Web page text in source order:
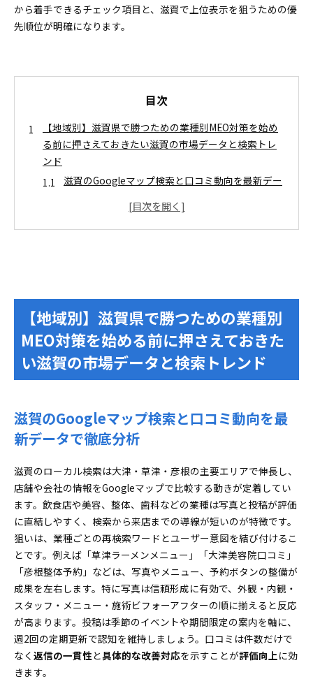
から着手できるチェック項目と、滋賀で上位表示を狙うための優
先順位が明確になります。
目次
【地域別】滋賀県で勝つための業種別MEO対策を始め
る前に押さえておきたい滋賀の市場データと検索トレ
ンド
滋賀のGoogleマップ検索と口コミ動向を最新デー
競合店舗の表示要素を分解して滋賀で勝つための
指標を見抜こう
口コミ依頼と返信を自動化して高評価を安定キー
プするコツ
美容室やエステ、ネイルサロンで指名を増やすMEO設
定とプロフィール作りの黄金ルール
つかむアプローチ
クリニック・歯科・整骨院で信頼獲得！MEOと低評価
施設情報と診療内容アピールで患者さんの不安を
スッキリ解消
低評価を早期発見＆的確返信！機会損失を最小化
するオペレーション
不動産や士業、学習塾で相談・問い合わせを呼び込む
MEO戦略とストリートビュー活用術
ストリートビュー＆室内写真で“先に体験”！来店
不安ゼロへ
宿泊・ホテルや観光業で滋賀の季節需要を逃さない！
MEOと投稿の新ルール
琵琶湖エリアのイベントシーズンに合わせた写真
【地域別】滋賀県で勝つための業種別
MEO対策を始める前に押さえておきた
い滋賀の市場データと検索トレンド
滋賀のGoogleマップ検索と口コミ動向を最
新データで徹底分析
滋賀のローカル検索は大津・草津・彦根の主要エリアで伸長し、
店舗や会社の情報をGoogleマップで比較する動きが定着してい
ます。飲食店や美容、整体、歯科などの業種は写真と投稿が評価
に直結しやすく、検索から来店までの導線が短いのが特徴です。
狙いは、業種ごとの再検索ワードとユーザー意図を結び付けるこ
とです。例えば「草津ラーメンメニュー」「大津美容院口コミ」
「彦根整体予約」などは、写真やメニュー、予約ボタンの整備が
成果を左右します。特に写真は信頼形成に有効で、外観・内観・
スタッフ・メニュー・施術ビフォーアフターの順に揃えると反応
が高まります。投稿は季節のイベントや期間限定の案内を軸に、
週2回の定期更新で認知を維持しましょう。口コミは件数だけで
なく 返信の一貫性と具体的な改善対応を示すことが評価向上に効
きます。